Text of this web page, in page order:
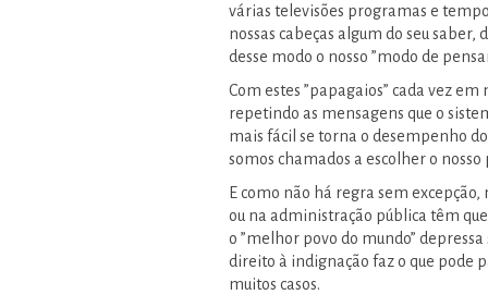
várias televisões programas e
nossas cabeças algum do seu
desse modo o nosso ”modo de
Com estes ”papagaios” cada vez
repetindo as mensagens que o
mais fácil se torna o desempenho
somos chamados a escolher o
E como não há regra sem
ou na administração pública têm
o ”melhor povo do mundo”
direito à indignação faz o que pode
muitos casos.